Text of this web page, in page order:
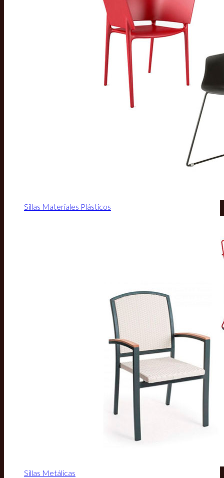
Sillas Materiales Plásticos
Sillas Metálicas